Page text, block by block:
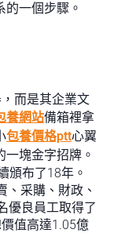
一個步驟。
而是其企業文
養網站備箱裡拿
包養價格ptt心翼
塊金字招牌。
頒布了18年。
、采購、財政、
優良員工取得了
值高達1.05億